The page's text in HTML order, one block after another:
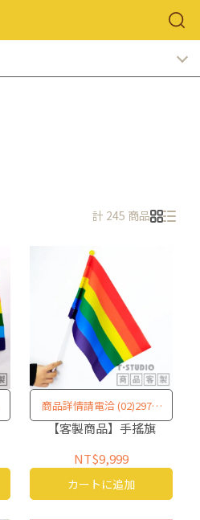
計 245 商品
商品詳情請電洽 (02)2977-
5580
【客製商品】手搖旗
NT$9,999
カートに追加